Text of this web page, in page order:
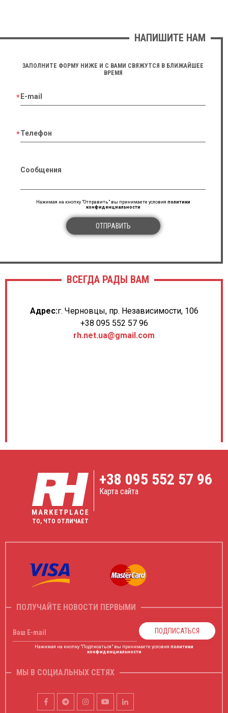
НАПИШИТЕ НАМ
ЗАПОЛНИТЕ ФОРМУ НИЖЕ И С ВАМИ СВЯЖУТСЯ В БЛИЖАЙШЕЕ
ВРЕМЯ
E-mail
Телефон
Сообщения
Нажимая на кнопку "Отправить" вы принимаете условия политики
конфиденциальности
ОТПРАВИТЬ
ВСЕГДА РАДЫ ВАМ
Адрес:г. Черновцы, пр. Независимости, 106
+38 095 552 57 96
rh.net.ua@gmail.com
ТО, ЧТО ОТЛИЧАЕТ
+38 095 552 57 96
Карта сайта
ПОЛУЧАЙТЕ НОВОСТИ ПЕРВЫМИ
Ваш E-mail ПОДПИСАТЬСЯ
Нажимая на кнопку "Подписаться" вы принимаете условия политики
конфиденциальности
МЫ В СОЦИАЛЬНЫХ СЕТЯХ